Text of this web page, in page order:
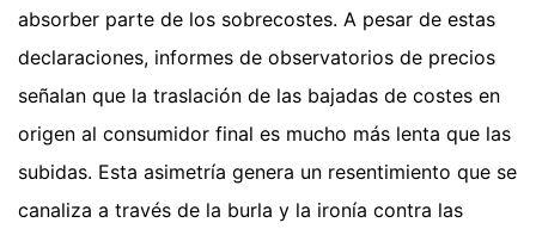
absorber parte de los sobrecostes. A pesar de estas
declaraciones, informes de observatorios de precios
señalan que la traslación de las bajadas de costes en
origen al consumidor final es mucho más lenta que las
subidas. Esta asimetría genera un resentimiento que se
canaliza a través de la burla y la ironía contra las